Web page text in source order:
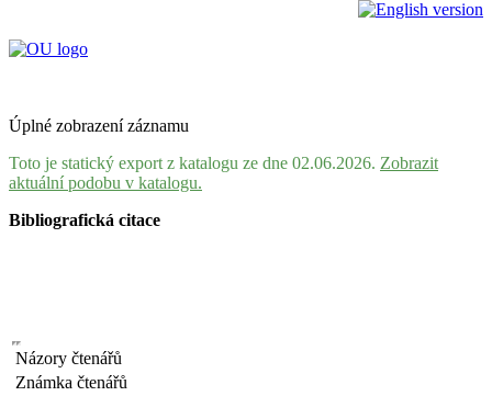
Úplné zobrazení záznamu
Toto je statický export z katalogu ze dne 02.06.2026. Zobrazit
aktuální podobu v katalogu.
Bibliografická citace
Názory čtenářů
Známka čtenářů